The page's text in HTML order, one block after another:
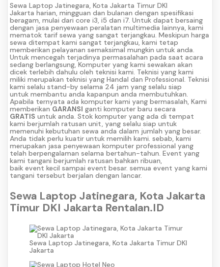
Sewa Laptop Jatinegara, Kota Jakarta Timur DKI
Jakarta harian, mingguan dan bulanan dengan spesifikasi
beragam, mulai dari core i3, i5 dan i7. Untuk dapat bersaing
dengan jasa penyewaan peralatan multimedia lainnya, kami
mematok tarif sewa yang sangat terjangkau. Meskipun harga
sewa ditempat kami sangat terjangkau, kami tetap
memberikan pelayanan semaksimal mungkin untuk anda.
Untuk mencegah terjadinya permasalahan pada saat acara
sedang berlangsung, Komputer yang kami sewakan akan
dicek terlebih dahulu oleh teknisi kami. Teknisi yang kami
miliki merupakan teknisi yang Handal dan Professional. Teknisi
kami selalu stand-by selama 24 jam yang selalu siap
untuk membantu anda kapanpun anda membutuhkan.
Apabila ternyata ada komputer kami yang bermasalah, Kami
memberikan GARANSI ganti komputer baru secara
GRATIS untuk anda. Stok komputer yang ada di tempat
kami berjumlah ratusan unit, yang selalu siap untuk
memenuhi kebutuhan sewa anda dalam jumlah yang besar.
Anda tidak perlu kuatir untuk memilih kami. sebab, kami
merupakan jasa penyewaan komputer professional yang
telah berpengalaman selama bertahun-tahun. Event yang
kami tangani berjumlah ratusan bahkan ribuan,
baik event kecil sampai event besar. semua event yang kami
tangani tersebut berjalan dengan lancar.
Sewa Laptop Jatinegara, Kota Jakarta
Timur DKI Jakarta Rentalan.ID
Sewa Laptop Jatinegara, Kota Jakarta Timur DKI
Jakarta